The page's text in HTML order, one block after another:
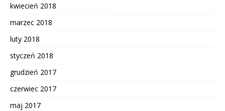
kwiecień 2018
marzec 2018
luty 2018
styczeń 2018
grudzień 2017
czerwiec 2017
maj 2017